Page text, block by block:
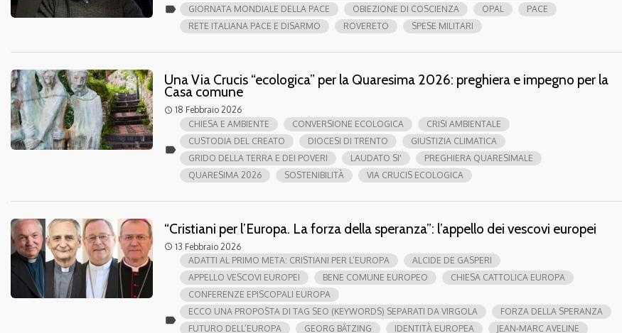
label
GIORNATA MONDIALE DELLA PACE
OBIEZIONE DI COSCIENZA OPAL
PACE
RETE ITALIANA PACE E DISARMO
ROVERETO SPESE MILITARI
Una Via Crucis “ecologica” per la Quaresima 2026: preghiera e impegno per la
Casa comune
access_time 18 Febbraio 2026
label
CHIESA E AMBIENTE CONVERSIONE ECOLOGICA
CRISI AMBIENTALE
CUSTODIA DEL CREATO
DIOCESI DI TRENTO
GIUSTIZIA CLIMATICA
GRIDO DELLA TERRA E DEI POVERI
LAUDATO SI'
PREGHIERA QUARESIMALE
QUARESIMA 2026
SOSTENIBILITÀ VIA CRUCIS ECOLOGICA
“Cristiani per l’Europa. La forza della speranza”: l’appello dei vescovi europei
access_time 13 Febbraio 2026
label
ADATTI AL PRIMO META: CRISTIANI PER L’EUROPA
ALCIDE DE GASPERI
APPELLO VESCOVI EUROPEI
BENE COMUNE EUROPEO
CHIESA CATTOLICA EUROPA
CONFERENZE EPISCOPALI EUROPA
ECCO UNA PROPOSTA DI TAG SEO (KEYWORDS) SEPARATI DA VIRGOLA
FORZA DELLA SPERANZA
FUTURO DELL’EUROPA
GEORG BÄTZING IDENTITÀ EUROPEA
JEAN-MARC AVELINE